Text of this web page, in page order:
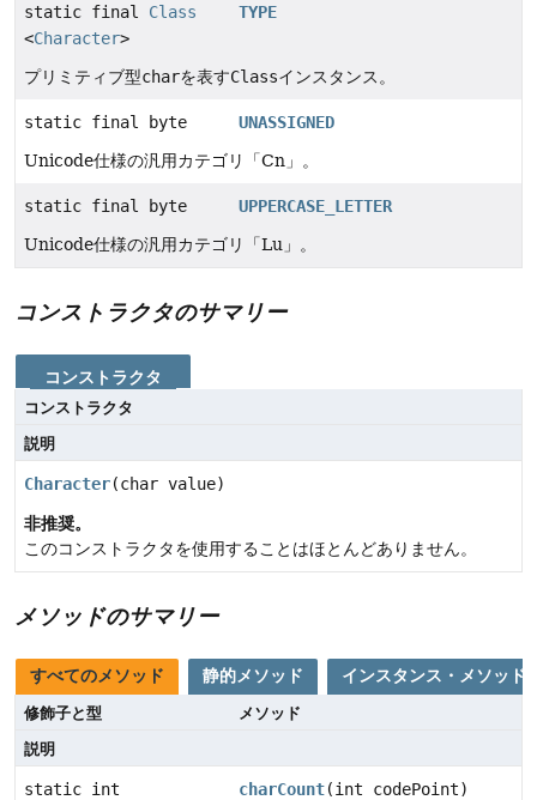
static final Class
<Character>
TYPE
プリミティブ型charを表すClassインスタンス。
static final byte
UNASSIGNED
Unicode仕様の汎用カテゴリ「Cn」。
static final byte
UPPERCASE_LETTER
Unicode仕様の汎用カテゴリ「Lu」。
コンストラクタのサマリー
コンストラクタ
コンストラクタ
説明
Character(char value)
非推奨。
このコンストラクタを使用することはほとんどありません。
メソッドのサマリー
すべてのメソッド 静的メソッド インスタンス・メソッド
修飾子と型
メソッド
説明
static int charCount(int codePoint)